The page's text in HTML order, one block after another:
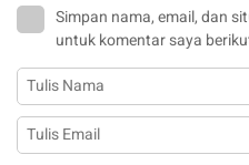
Simpan nama, email, dan
untuk komentar saya